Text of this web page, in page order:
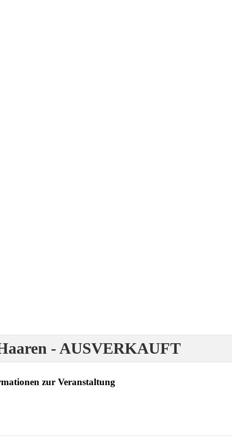
- AUSVERKAUFT
zur Veranstaltung